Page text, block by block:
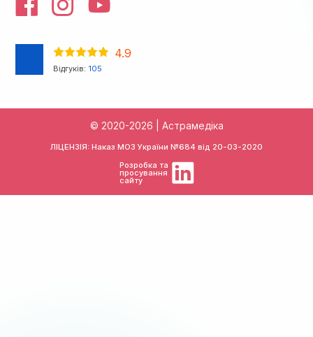
4.9
Відгуків: 105
© 2020-2026 | Астрамедіка
ЛІЦЕНЗІЯ: Наказ МОЗ України №684 від 20-03-2020
Розробка та
просування
сайту